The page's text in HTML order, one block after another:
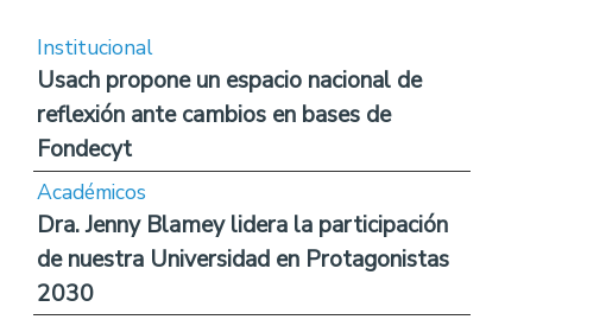
Institucional
Usach propone un espacio nacional de
reflexión ante cambios en bases de
Fondecyt
Académicos
Dra. Jenny Blamey lidera la participación
de nuestra Universidad en Protagonistas
2030